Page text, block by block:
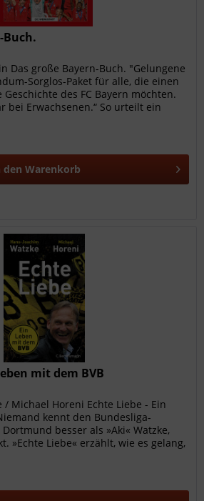
Buch.
Das große Bayern-Buch. "Gelungene
Sorglos-Paket für alle, die einen
des FC Bayern möchten.
bei Erwachsenen.“ So urteilt ein
den Warenkorb
mit dem BVB
/ Michael Horeni Echte Liebe - Ein
kennt den Bundesliga-
besser als »Aki« Watzke,
»Echte Liebe« erzählt, wie es gelang,